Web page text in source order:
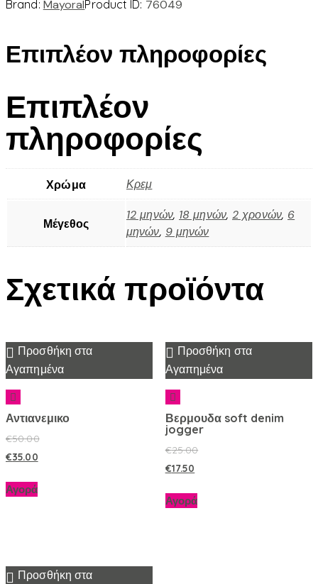
Brand: MayoralProduct ID: 76049
Επιπλέον πληροφορίες
Επιπλέον
πληροφορίες
Χρώμα Κρεμ
Μέγεθος
12 μηνών, 18 μηνών,2 χρονών, 6
μηνών, 9 μηνών
Σχετικά προϊόντα
Προσθήκη στα
Αγαπημένα
Αντιανεμικο
€50.00
€35.00
Αγορά
Προσθήκη στα
Αγαπημένα
Βερμουδα soft denim
jogger
€25.00
€17.50
Αγορά
Προσθήκη στα